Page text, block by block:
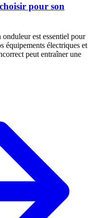
pour son
est essentiel pour
équipements électriques et
peut entraîner une